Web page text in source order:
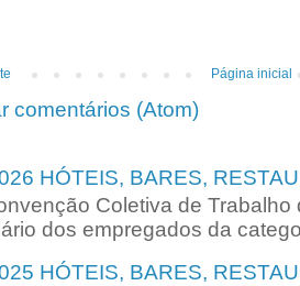
Página inicial
comentários (Atom)
HÓTEIS, BARES,
Coletiva de
dos empregados da
HÓTEIS, BARES,